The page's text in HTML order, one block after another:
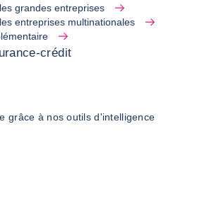
grandes entreprises
entreprises multinationales
crédit
grâce à nos outils d'intelligence